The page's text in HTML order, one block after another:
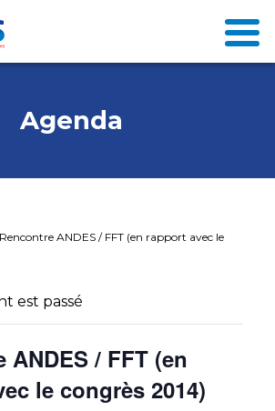
Agenda
Rencontre ANDES / FFT (en rapport avec le
est passé
ANDES / FFT (en
le congrès 2014)